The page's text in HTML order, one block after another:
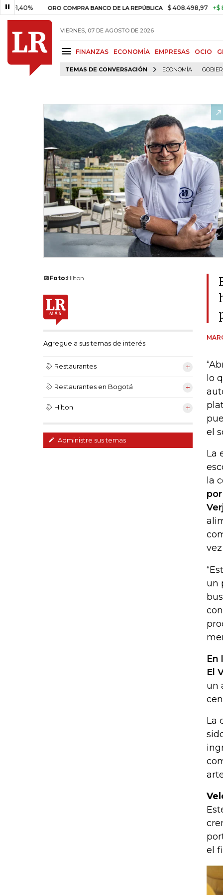
ORO COMPRA BANCO DE LA REPÚBLICA $ 408.498,97 +$ 8.753,81
VIERNES, 07 DE AGOSTO DE 2026
FINANZAS ECONOMÍA EMPRESAS OCIO
TEMAS DE CONVERSACIÓN ECONOMÍA
Foto:Hilton
Agregue a sus temas de interés
Restaurantes
Restaurantes en Bogotá
Hilton
Administre sus temas
lo
el
La
la
un
En
El
un
La
el